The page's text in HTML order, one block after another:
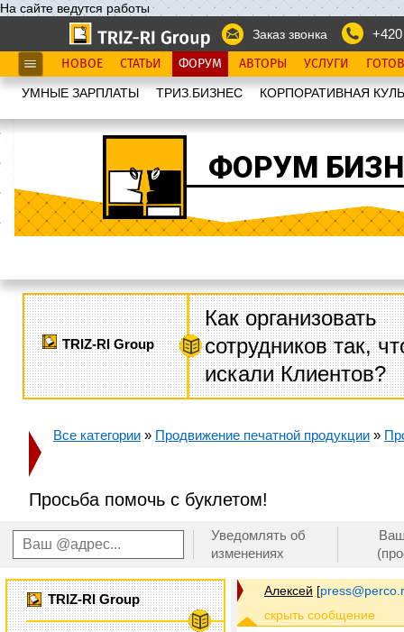
На сайте ведутся работы
Заказ звонка
НОВОЕ СТАТЬИ ФОРУМ АВТОРЫ УСЛУГИ
УМНЫЕ ЗАРПЛАТЫ ТРИЗ.БИЗНЕС КОРПОРАТИВНАЯ
ФОРУМ
TRIZ-RI Group
Как организовать
сотрудников так,
искали Клиентов?
Все категории » Продвижение печатной продукции »
Просьба помочь с буклетом!
Уведомлять об
изменениях
TRIZ-RI Group
Алексей [